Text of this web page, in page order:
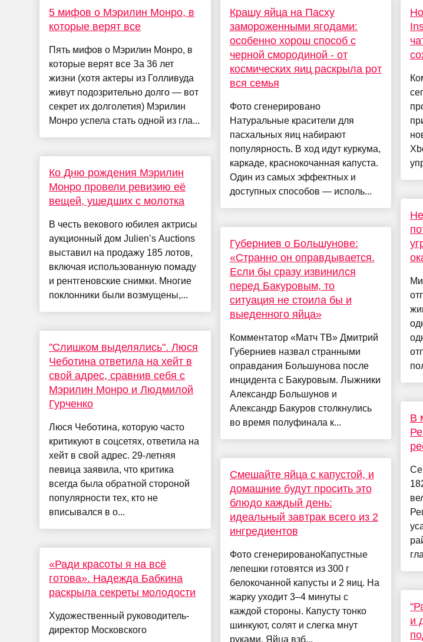
5 мифов о Мэрилин Монро, в
которые верят все
Пять мифов о Мэрилин Монро, в
которые верят все За 36 лет
жизни (хотя актеры из Голливуда
живут подозрительно долго — вот
секрет их долголетия) Мэрилин
Монро успела стать одной из гла...
Ко Дню рождения Мэрилин
Монро провели ревизию её
вещей, ушедших с молотка
В честь векового юбилея актрисы
аукционный дом Julien’s Auctions
выставил на продажу 185 лотов,
включая использованную помаду
и рентгеновские снимки. Многие
поклонники были возмущены,...
"Слишком выделялись". Люся
Чеботина ответила на хейт в
свой адрес, сравнив себя с
Мэрилин Монро и Людмилой
Гурченко
Люся Чеботина, которую часто
критикуют в соцсетях, ответила на
хейт в свой адрес. 29-летняя
певица заявила, что критика
всегда была обратной стороной
популярности тех, кто не
вписывался в о...
«Ради красоты я на всё
готова». Надежда Бабкина
раскрыла секреты молодости
Художественный руководитель-
директор Московского
Крашу яйца на Пасху
замороженными ягодами:
особенно хорош способ с
черной смородиной - от
космических яиц раскрыла рот
вся семья
Фото сгенерировано
Натуральные красители для
пасхальных яиц набирают
популярность. В ход идут куркума,
каркаде, краснокочанная капуста.
Один из самых эффектных и
доступных способов — исполь...
Губерниев о Большунове:
«Странно он оправдывается.
Если бы сразу извинился
перед Бакуровым, то
ситуация не стоила бы и
выеденного яйца»
Комментатор «Матч ТВ» Дмитрий
Губерниев назвал странными
оправдания Большунова после
инцидента с Бакуровым. Лыжники
Александр Большунов и
Александр Бакуров столкнулись
во время полуфинала к...
Смешайте яйца с капустой, и
домашние будут просить это
блюдо каждый день:
идеальный завтрак всего из 2
ингредиентов
Фото сгенерированоКапустные
лепешки готовятся из 300 г
белокочанной капусты и 2 яиц. На
жарку уходит 3–4 минуты с
каждой стороны. Капусту тонко
шинкуют, солят и слегка мнут
руками. Яйца взб...
В
и